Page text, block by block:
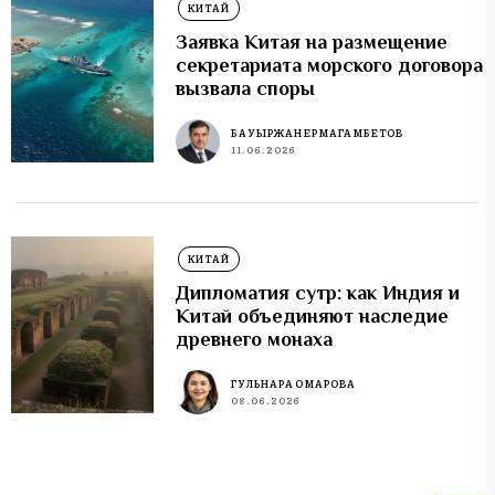
КИТАЙ
Заявка Китая на размещение
секретариата морского договора
вызвала споры
БАУЫРЖАН ЕРМАГАМБЕТОВ
11.06.2026
КИТАЙ
Дипломатия сутр: как Индия и
Китай объединяют наследие
древнего монаха
ГУЛЬНАРА ОМАРОВА
08.06.2026